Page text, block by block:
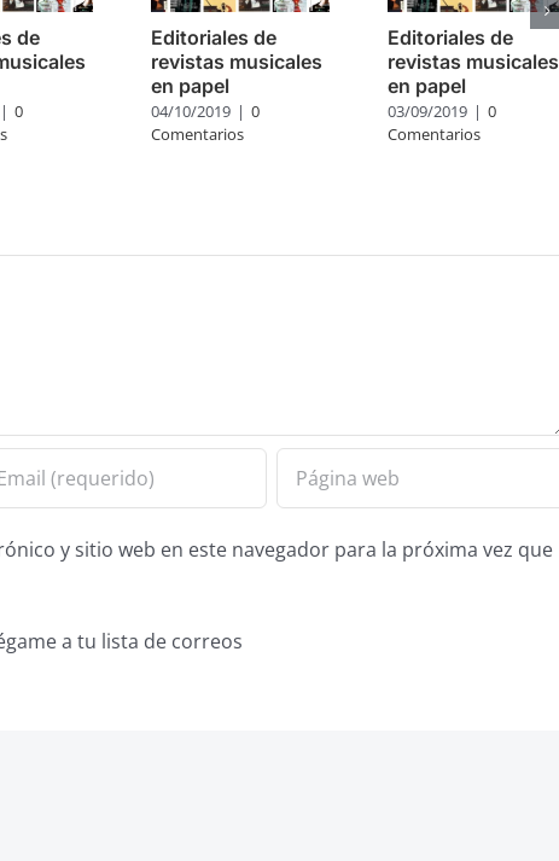
de
| 0
Editoriales de
revistas musicales
en papel
04/10/2019 | 0
Comentarios
Editoriales de
revistas musicales
en papel
03/09/2019 | 0
Comentarios
y sitio web en este navegador para la próxima vez que
a tu lista de correos